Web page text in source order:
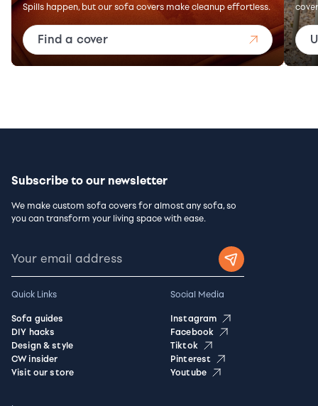
Spills happen, but our sofa covers make cleanup effortless.
Find a cover
Subscribe to our newsletter
We make custom sofa covers for almost any sofa, so
you can transform your living space with ease.
Quick Links
Sofa guides
DIY hacks
Design & style
CW insider
Visit our store
Social Media
Instagram
Facebook
Tiktok
Pinterest
Youtube